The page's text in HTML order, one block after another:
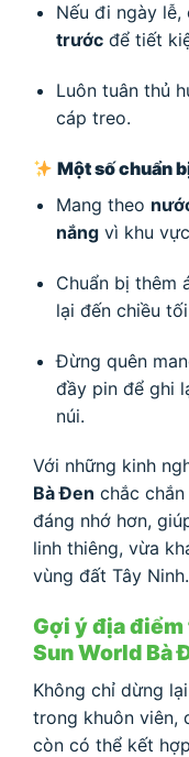
Nếu đi ngày lễ,
trướcđể tiết
Luôn tuân thủ
cáp treo.
Một số chuẩn
Mang theo
nắngvì khu vực
Chuẩn bị thêm
lại đến chiều
Đừng quên
đầy pin để ghi
núi.
Với những kinh
Bà Đen chắc
đáng nhớ hơn,
linh thiêng, vừa
vùng đất Tây Ninh.
Gợi ý địa điểm
Sun World Bà
Không chỉ dừng
trong khuôn viên,
còn có thể kết